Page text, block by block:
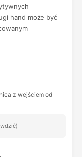
hand może być
z wejściem od